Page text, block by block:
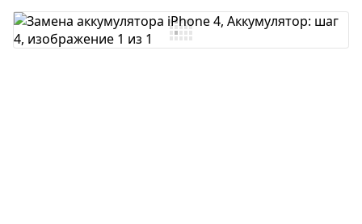
Добавить комментарий